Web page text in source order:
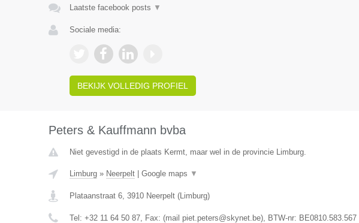
Laatste facebook posts ▼
Sociale media:
BEKIJK VOLLEDIG PROFIEL
Peters & Kauffmann bvba
Niet gevestigd in de plaats Kermt, maar wel in de provincie Limburg.
Limburg» Neerpelt| Google maps ▼
Plataanstraat 6, 3910 Neerpelt(Limburg)
Tel: +32 11 64 50 87, Fax: (mail piet.peters@skynet.be), BTW-nr: BE0810.583.567